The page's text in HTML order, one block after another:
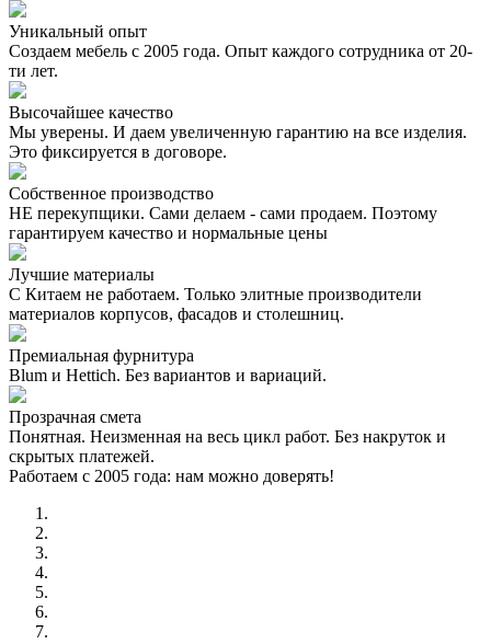
Уникальный опыт
Создаем мебель с 2005 года. Опыт каждого сотрудника от 20-
ти лет.
Высочайшее качество
Мы уверены. И даем увеличенную гарантию на все изделия.
Это фиксируется в договоре.
Собственное производство
НЕ перекупщики. Сами делаем - сами продаем. Поэтому
гарантируем качество и нормальные цены
Лучшие материалы
С Китаем не работаем. Только элитные производители
материалов корпусов, фасадов и столешниц.
Премиальная фурнитура
Blum и Hettich. Без вариантов и вариаций.
Прозрачная смета
Понятная. Неизменная на весь цикл работ. Без накруток и
скрытых платежей.
Работаем с 2005 года: нам можно доверять!